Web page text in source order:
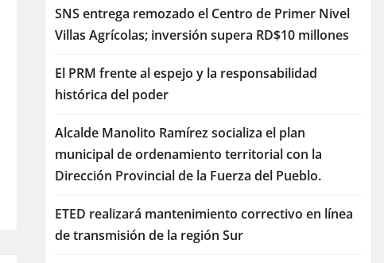
SNS entrega remozado el Centro de Primer Nivel
Villas Agrícolas; inversión supera RD$10 millones
El PRM frente al espejo y la responsabilidad
histórica del poder
Alcalde Manolito Ramírez socializa el plan
municipal de ordenamiento territorial con la
Dirección Provincial de la Fuerza del Pueblo.
ETED realizará mantenimiento correctivo en línea
de transmisión de la región Sur